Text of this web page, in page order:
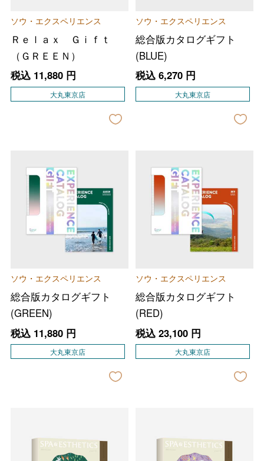
ソウ・エクスペリエンス
Ｒｅｌａｘ Ｇｉｆｔ
（ＧＲＥＥＮ）
税込 11,880円
大丸東京店
ソウ・エクスペリエンス
総合版カタログギフト
(BLUE)
税込 6,270円
大丸東京店
ソウ・エクスペリエンス
総合版カタログギフト
(GREEN)
税込 11,880円
大丸東京店
ソウ・エクスペリエンス
総合版カタログギフト
(RED)
税込 23,100円
大丸東京店